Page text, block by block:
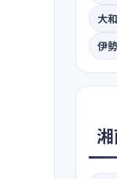
大
伊